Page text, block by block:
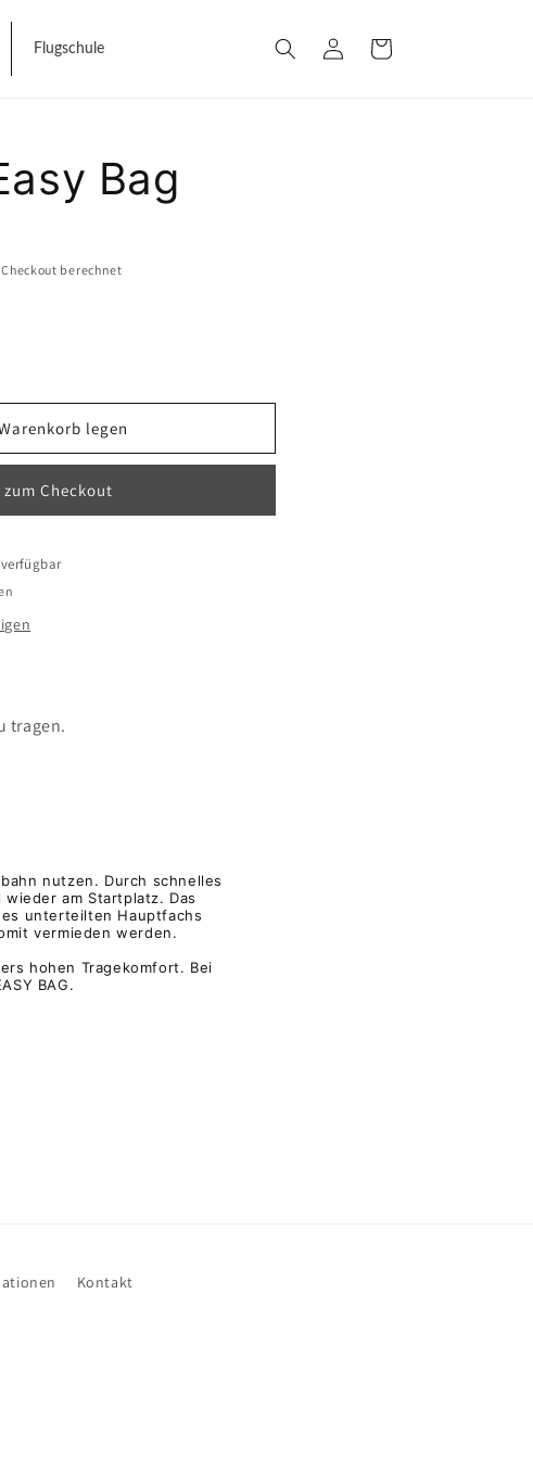
Flugschule EinloggenWarenkorb
Bag
berechnet
legen
Checkout
verfügbar
tragen.
nutzen. Durch schnelles
am Startplatz. Das
unterteilten Hauptfachs
vermieden werden.
hohen Tragekomfort. Bei
BAG.
Kontakt